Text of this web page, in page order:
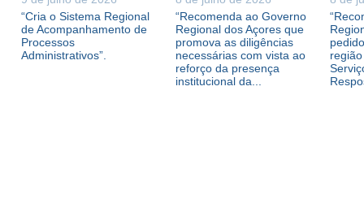
“Cria o Sistema Regional
de Acompanhamento de
Processos
Administrativos”.
“Recomenda ao Governo
Regional dos Açores que
promova as diligências
necessárias com vista ao
reforço da presença
institucional da...